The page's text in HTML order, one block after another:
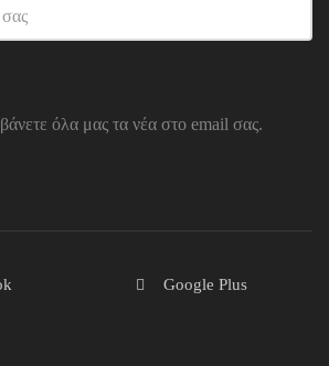
όλα μας τα νέα στο email σας.
Google Plus